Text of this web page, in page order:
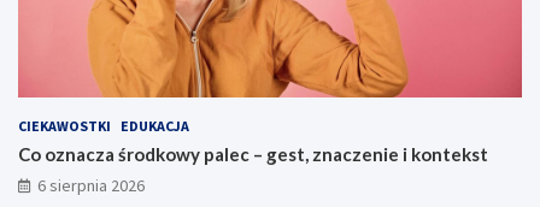
CIEKAWOSTKI EDUKACJA
Co oznacza środkowy palec – gest, znaczenie i kontekst
6 sierpnia 2026